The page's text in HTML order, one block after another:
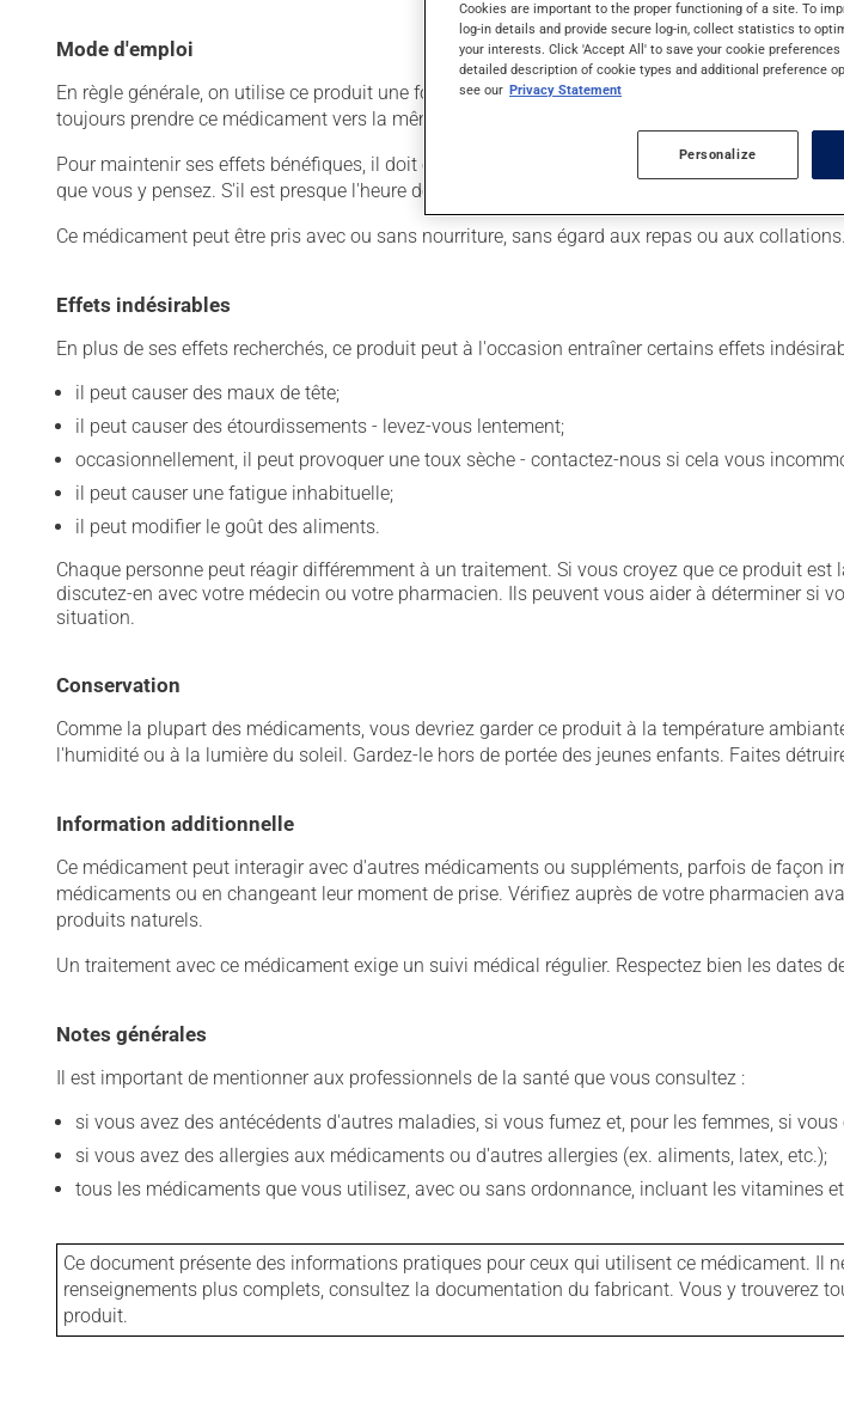
Mode d'emploi
En règle générale, on utilise ce produit une fois par jour. Il est possible que votre
toujours prendre ce médicament vers la même heure, au même moment de la journée.
Pour maintenir ses effets bénéfiques, il doit être utilisé de façon régulière et continue.
que vous y pensez. S'il est presque l'heure de votre dose suivante, laissez simplement
Ce médicament peut être pris avec ou sans nourriture, sans égard aux repas ou aux collations.
Effets indésirables
En plus de ses effets recherchés, ce produit peut à l'occasion entraîner certains effets
il peut causer des maux de tête;
il peut causer des étourdissements - levez-vous lentement;
occasionnellement, il peut provoquer une toux sèche - contactez-nous si cela vous
il peut causer une fatigue inhabituelle;
il peut modifier le goût des aliments.
Chaque personne peut réagir différemment à un traitement. Si vous croyez que ce produit
discutez-en avec votre médecin ou votre pharmacien. Ils peuvent vous aider à déterminer si
situation.
Conservation
Comme la plupart des médicaments, vous devriez garder ce produit à la température
l'humidité ou à la lumière du soleil. Gardez-le hors de portée des jeunes enfants. Faites
Information additionnelle
Ce médicament peut interagir avec d'autres médicaments ou suppléments, parfois de
médicaments ou en changeant leur moment de prise. Vérifiez auprès de votre pharmacien
produits naturels.
Un traitement avec ce médicament exige un suivi médical régulier. Respectez bien les dates
Notes générales
Il est important de mentionner aux professionnels de la santé que vous consultez :
si vous avez des antécédents d'autres maladies, si vous fumez et, pour les femmes, si
si vous avez des allergies aux médicaments ou d'autres allergies (ex. aliments, latex, etc.);
tous les médicaments que vous utilisez, avec ou sans ordonnance, incluant les vitamines
Ce document présente des informations pratiques pour ceux qui utilisent ce médicament. Il
renseignements plus complets, consultez la documentation du fabricant. Vous y trouverez
produit.
Cookies are important to the proper functioning of a site. To
log-in details and provide secure log-in, collect statistics to
your interests. Click 'Accept All' to save your cookie
detailed description of cookie types and additional preference
see our Privacy Statement
Personalize